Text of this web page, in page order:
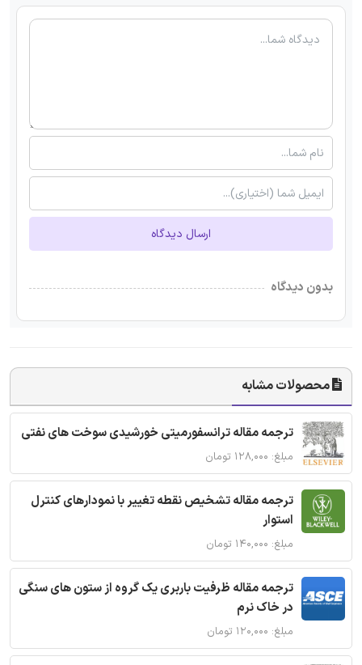
ارسال دیدگاه
بدون دیدگاه
محصولات مشابه
ترجمه مقاله ترانسفورمیتی خورشیدی سوخت های نفتی
مبلغ: ۱۲۸,۰۰۰ تومان
ترجمه مقاله تشخیص نقطه تغییر با نمودارهای کنترل
استوار
مبلغ: ۱۴۰,۰۰۰ تومان
ترجمه مقاله ظرفیت باربری یک گروه از ستون های سنگی
در خاک نرم
مبلغ: ۱۲۰,۰۰۰ تومان